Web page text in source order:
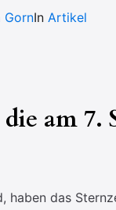
GornIn Artikel
am 7.
haben das